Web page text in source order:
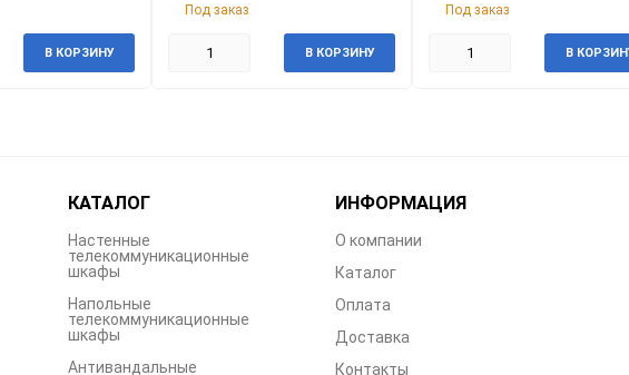
В КОРЗИНУ
Под заказ
В КОРЗИНУ
Под заказ
В
КАТАЛОГ
Настенные
телекоммуникационные
шкафы
Напольные
телекоммуникационные
шкафы
Антивандальные
ИНФОРМАЦИЯ
О компании
Каталог
Оплата
Доставка
Контакты